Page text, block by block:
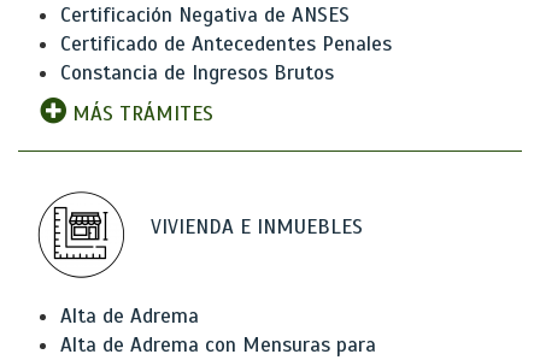
Certificación Negativa de ANSES
Certificado de Antecedentes Penales
Constancia de Ingresos Brutos
MÁS TRÁMITES
VIVIENDA E INMUEBLES
Alta de Adrema
Alta de Adrema con Mensuras para